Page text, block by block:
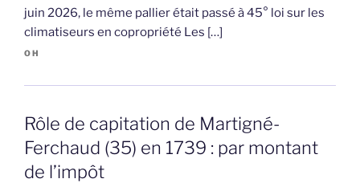
juin 2026, le même pallier était passé à 45° loi sur les
climatiseurs en copropriété Les […]
OH
Rôle de capitation de Martigné-
Ferchaud (35) en 1739 : par montant
de l’impôt